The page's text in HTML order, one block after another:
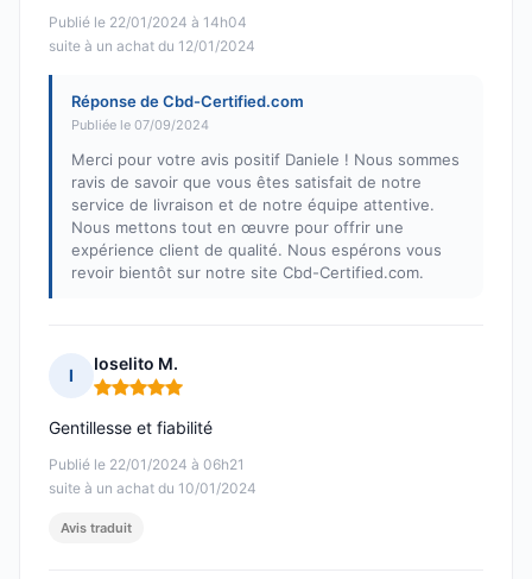
Publié le 22/01/2024 à 14h04
suite à un achat du 12/01/2024
Réponse de Cbd-Certified.com
Publiée le 07/09/2024
Merci pour votre avis positif Daniele ! Nous sommes
ravis de savoir que vous êtes satisfait de notre
service de livraison et de notre équipe attentive.
Nous mettons tout en œuvre pour offrir une
expérience client de qualité. Nous espérons vous
revoir bientôt sur notre site Cbd-Certified.com.
I
Ioselito M.
Note : 5 sur 5
Publié le 22/01/2024 à 06h21
suite à un achat du 10/01/2024
Gentillesse et fiabilité
Avis traduit